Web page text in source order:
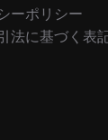
ーポリシー
法に基づく表